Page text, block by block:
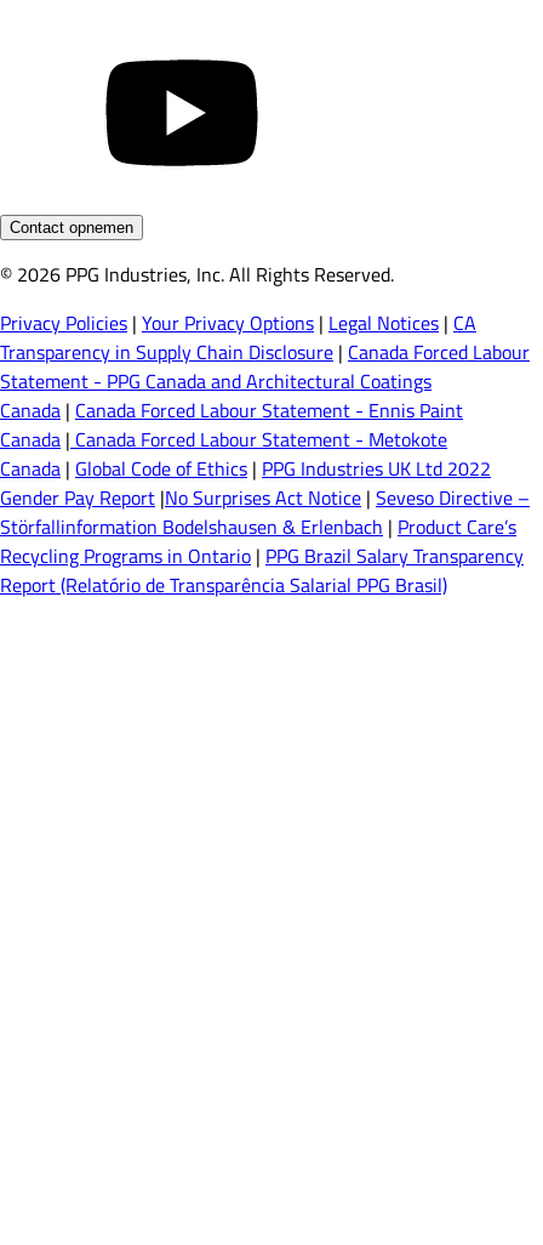
Contact opnemen
© 2026 PPG Industries, Inc. All Rights Reserved.
Privacy Policies | Your Privacy Options | Legal Notices | CA
Transparency in Supply Chain Disclosure | Canada Forced Labour
Statement - PPG Canada and Architectural Coatings
Canada | Canada Forced Labour Statement - Ennis Paint
Canada | Canada Forced Labour Statement - Metokote
Canada | Global Code of Ethics | PPG Industries UK Ltd 2022
Gender Pay Report |No Surprises Act Notice | Seveso Directive –
Störfallinformation Bodelshausen & Erlenbach | Product Care’s
Recycling Programs in Ontario | PPG Brazil Salary Transparency
Report (Relatório de Transparência Salarial PPG Brasil)